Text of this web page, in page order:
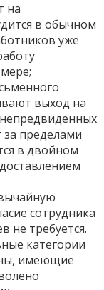
на
в обычном
уже
выход на
за пределами
в двойном
сотрудника
не требуется.
категории
имеющие